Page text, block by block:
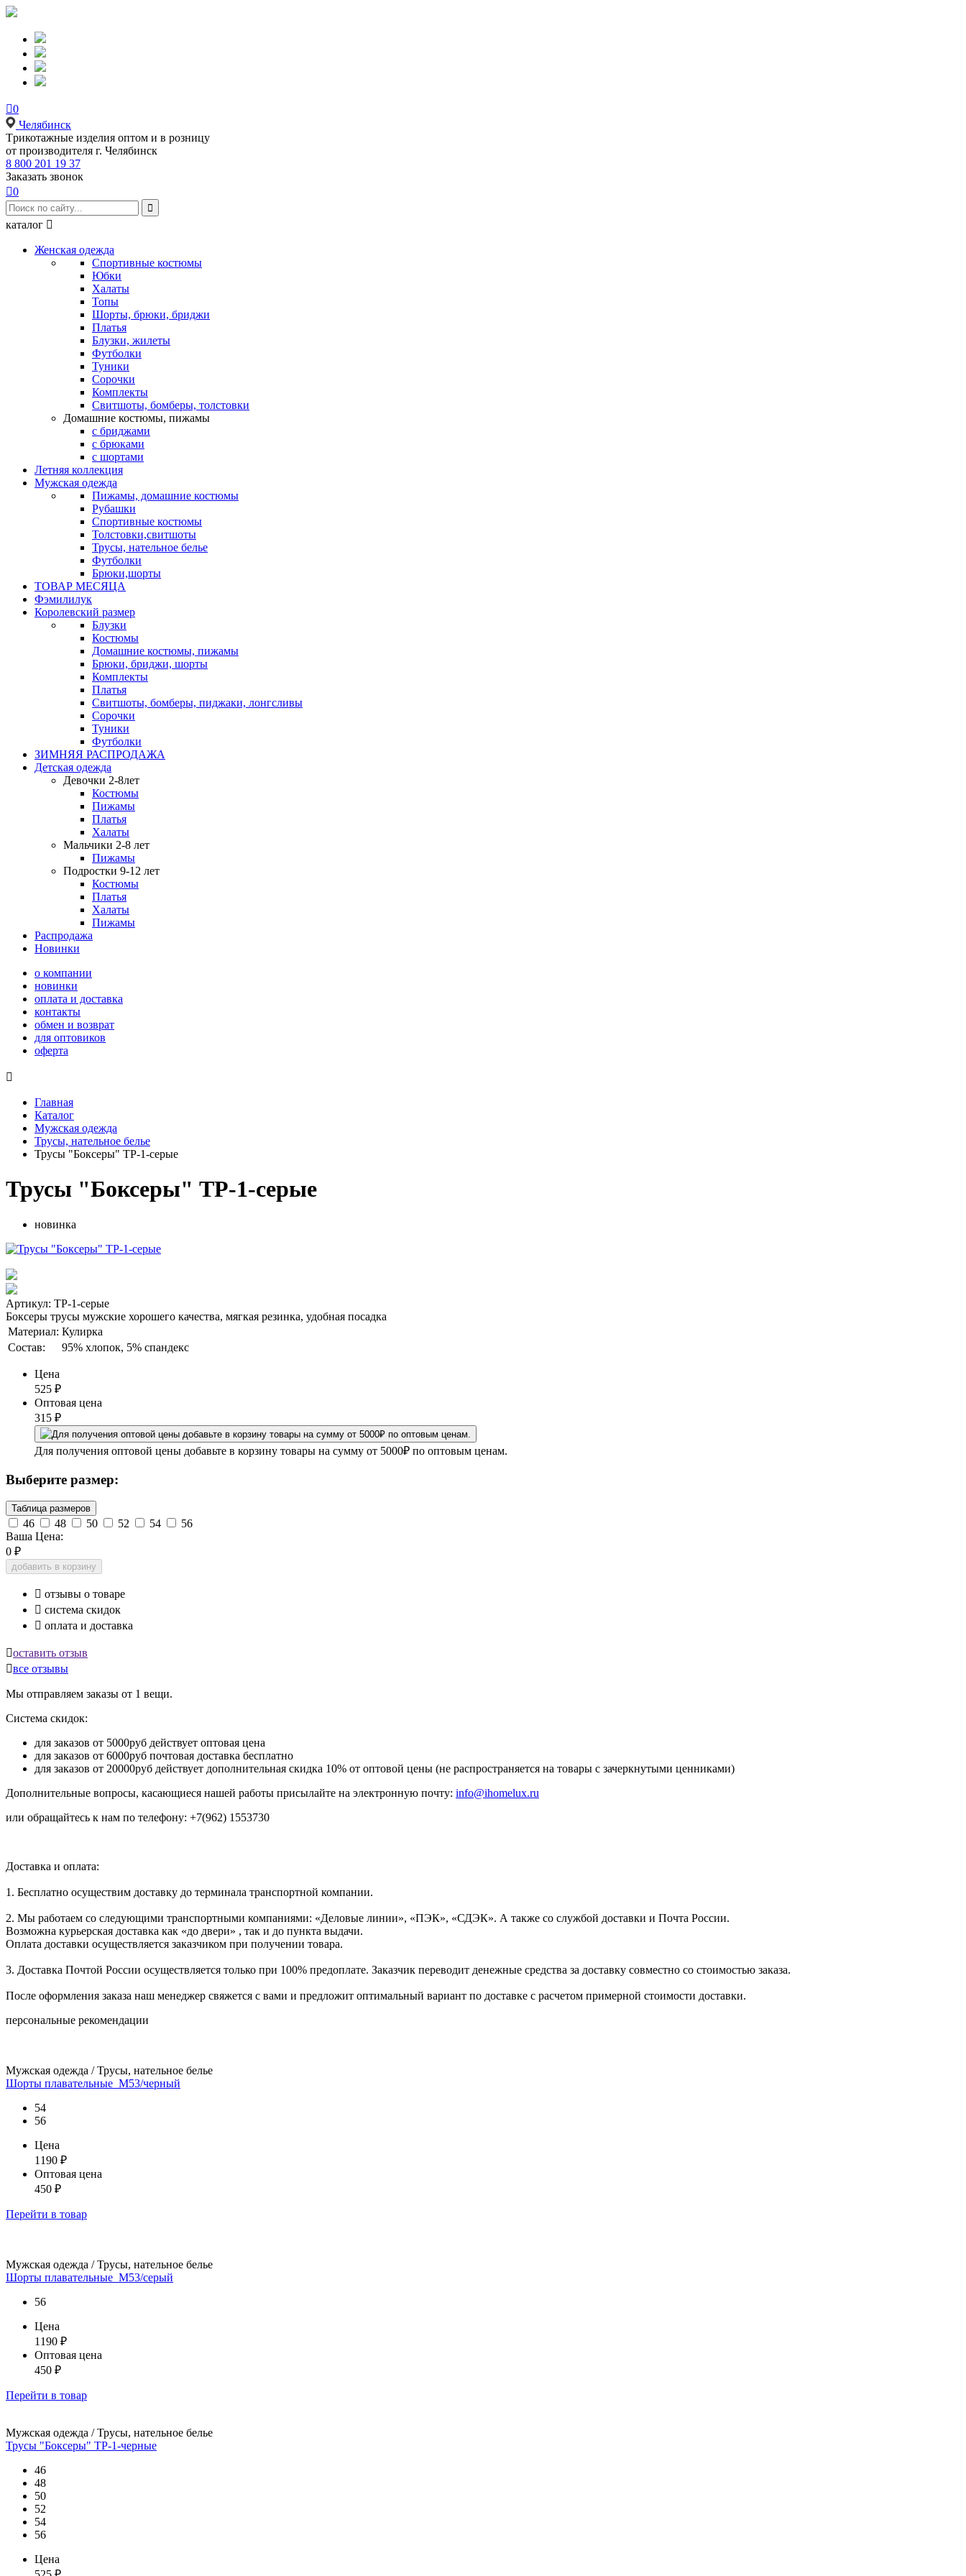
0
Челябинск
Tрикотажные изделия оптом и в розницу
от производителя г. Челябинск
8 800 201 19 37
Заказать звонок
0

каталог 
Женская одежда
Спортивные костюмы
Юбки
Халаты
Топы
Шорты, брюки, бриджи
Платья
Блузки, жилеты
Футболки
Туники
Сорочки
Комплекты
Свитшоты, бомберы, толстовки
Домашние костюмы, пижамы
с бриджами
с брюками
с шортами
Летняя коллекция
Мужская одежда
Пижамы, домашние костюмы
Рубашки
Спортивные костюмы
Толстовки,свитшоты
Трусы, нательное белье
Футболки
Брюки,шорты
ТОВАР МЕСЯЦА
Фэмилилук
Королевский размер
Блузки
Костюмы
Домашние костюмы, пижамы
Брюки, бриджи, шорты
Комплекты
Платья
Свитшоты, бомберы, пиджаки, лонгсливы
Сорочки
Туники
Футболки
ЗИМНЯЯ РАСПРОДАЖА
Детская одежда
Девочки 2-8лет
Костюмы
Пижамы
Платья
Халаты
Мальчики 2-8 лет
Пижамы
Подростки 9-12 лет
Костюмы
Платья
Халаты
Пижамы
Распродажа
Новинки
о компании
новинки
оплата и доставка
контакты
обмен и возврат
для оптовиков
оферта

Главная
Каталог
Мужская одежда
Трусы, нательное белье
Трусы "Боксеры" ТР-1-серые
Трусы "Боксеры" ТР-1-серые
новинка
Артикул: ТР-1-серые
Боксеры трусы мужские хорошего качества, мягкая резинка, удобная посадка
Материал: Кулирка
Состав:
95% хлопок, 5% спандекс
Цена
525 ₽
Оптовая цена
315 ₽
Для получения оптовой цены добавьте в корзину товары на сумму от 5000₽ по оптовым ценам.
Выберите размер:
Таблица размеров
46 48 50 52 54
56
Ваша Цена:
0 ₽
добавить в корзину
 отзывы о товаре
 система скидок
 оплата и доставка
оставить отзыв
все отзывы
Мы отправляем заказы от 1 вещи.
Система скидок:
для заказов от 5000руб действует оптовая цена
для заказов от 6000руб почтовая доставка бесплатно
для заказов от 20000руб действует дополнительная скидка 10% от оптовой цены (не распространяется на товары с зачеркнутыми ценниками)
Дополнительные вопросы, касающиеся нашей работы присылайте на электронную почту: info@ihomelux.ru
или обращайтесь к нам по телефону: +7(962) 1553730
Доставка и оплата:
1. Бесплатно осуществим доставку до терминала транспортной компании.
2. Мы работаем со следующими транспортными компаниями: «Деловые линии», «ПЭК», «СДЭК». А также со службой доставки и Почта России.
Возможна курьерская доставка как «до двери» , так и до пункта выдачи.
Оплата доставки осуществляется заказчиком при получении товара.
3. Доставка Почтой России осуществляется только при 100% предоплате. Заказчик переводит денежные средства за доставку совместно со стоимостью заказа.
После оформления заказа наш менеджер свяжется с вами и предложит оптимальный вариант по доставке с расчетом примерной стоимости доставки.
персональные рекомендации
Мужская одежда / Трусы, нательное белье
Шорты плавательные_М53/черный
54
56
Цена
1190 ₽
Оптовая цена
450 ₽
Перейти в товар
Мужская одежда / Трусы, нательное белье
Шорты плавательные_М53/серый
56
Цена
1190 ₽
Оптовая цена
450 ₽
Перейти в товар
Мужская одежда / Трусы, нательное белье
Трусы "Боксеры" ТР-1-черные
46
48
50
52
54
56
Цена